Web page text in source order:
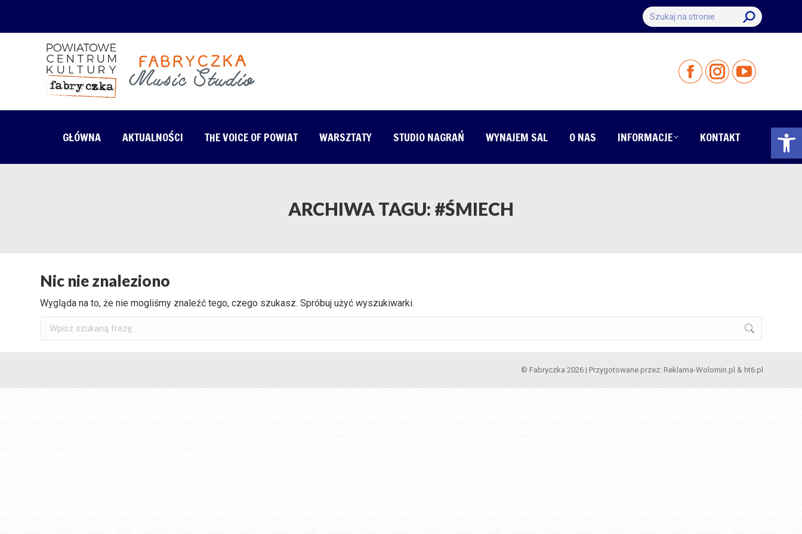
Szukaj:
GŁÓWNA AKTUALNOŚCI THE VOICE OF POWIAT WARSZTATY STUDIO NAGRAŃ WYNAJEM SAL O NAS INFORMACJE KONTAKT
ARCHIWA TAGU: #ŚMIECH
Nic nie znaleziono
Wygląda na to, że nie mogliśmy znaleźć tego, czego szukasz. Spróbuj użyć wyszukiwarki.
Szukaj:
© Fabryczka 2026 | Przygotowane przez: Reklama-Wolomin.pl & ht6.pl